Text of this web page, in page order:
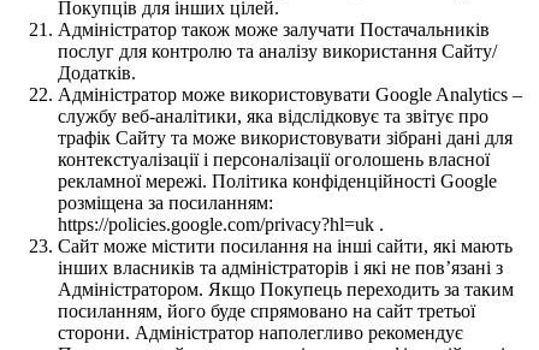
Покупців для інших цілей.
Адміністратор також може залучати Постачальників
послуг для контролю та аналізу використання Сайту/
Додатків.
Адміністратор може використовувати Google Analytics –
службу веб-аналітики, яка відслідковує та звітує про
трафік Сайту та може використовувати зібрані дані для
контекстуалізації і персоналізації оголошень власної
рекламної мережі. Політика конфіденційності Google
розміщена за посиланням:
https://policies.google.com/privacy?hl=uk .
Сайт може містити посилання на інші сайти, які мають
інших власників та адміністраторів і які не пов’язані з
Адміністратором. Якщо Покупець переходить за таким
посиланням, його буде спрямовано на сайт третьої
сторони. Адміністратор наполегливо рекомендує